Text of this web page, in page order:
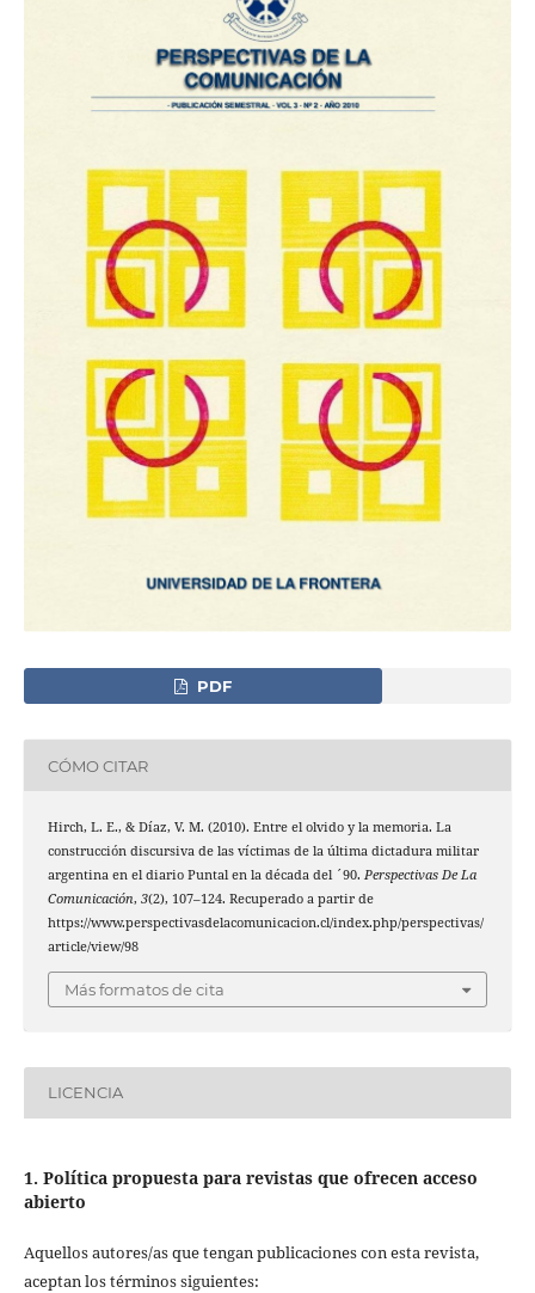
PDF
CÓMO CITAR
Hirch, L. E., & Díaz, V. M. (2010). Entre el olvido y la memoria. La
construcción discursiva de las víctimas de la última dictadura militar
argentina en el diario Puntal en la década del ´90. Perspectivas De La
Comunicación, 3(2), 107–124. Recuperado a partir de
https://www.perspectivasdelacomunicacion.cl/index.php/perspectivas/
article/view/98
Más formatos de cita
LICENCIA
1. Política propuesta para revistas que ofrecen acceso
abierto
Aquellos autores/as que tengan publicaciones con esta revista,
aceptan los términos siguientes: